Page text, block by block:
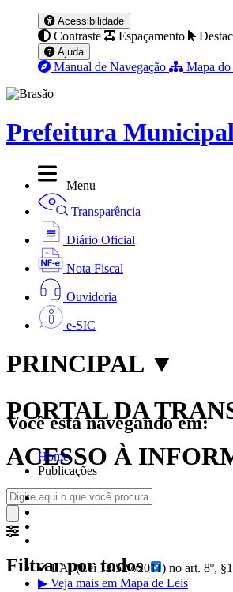
Acessibilidade
Contraste Espaçamento
Ajuda
Manual de Navegação Mapa do
Prefeitura
Menu
Transparência
Diário Oficial
Nota Fiscal
Ouvidoria
e-SIC
PRINCIPAL ▼
PORTAL DA
ACESSO À
Filtrar por todos
Você está navegando em:
Home
Publicações
✔ LAI (Lei 12.527/2011) no art. 8º,
▶ Veja mais em Mapa de Leis